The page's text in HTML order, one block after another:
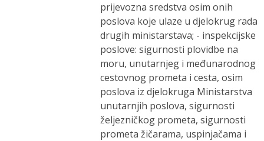
prijevozna sredstva osim onih
poslova koje ulaze u djelokrug rada
drugih ministarstava; - inspekcijske
poslove: sigurnosti plovidbe na
moru, unutarnjeg i međunarodnog
cestovnog prometa i cesta, osim
poslova iz djelokruga Ministarstva
unutarnjih poslova, sigurnosti
željezničkog prometa, sigurnosti
prometa žičarama, uspinjačama i